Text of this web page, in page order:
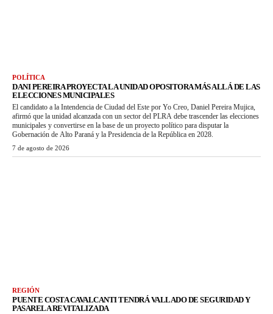
POLÍTICA
DANI PEREIRA PROYECTA LA UNIDAD OPOSITORA MÁS ALLÁ DE LAS
ELECCIONES MUNICIPALES
El candidato a la Intendencia de Ciudad del Este por Yo Creo, Daniel Pereira Mujica,
afirmó que la unidad alcanzada con un sector del PLRA debe trascender las elecciones
municipales y convertirse en la base de un proyecto político para disputar la
Gobernación de Alto Paraná y la Presidencia de la República en 2028.
7 de agosto de 2026
REGIÓN
PUENTE COSTA CAVALCANTI TENDRÁ VALLADO DE SEGURIDAD Y
PASARELA REVITALIZADA